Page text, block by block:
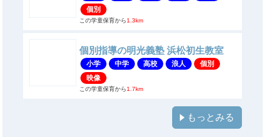
個別
この学童保育から1.3km
個別指導の明光義塾 浜松初生教室
小学 中学 高校 浪人
個別
映像
この学童保育から1.7km
もっとみる